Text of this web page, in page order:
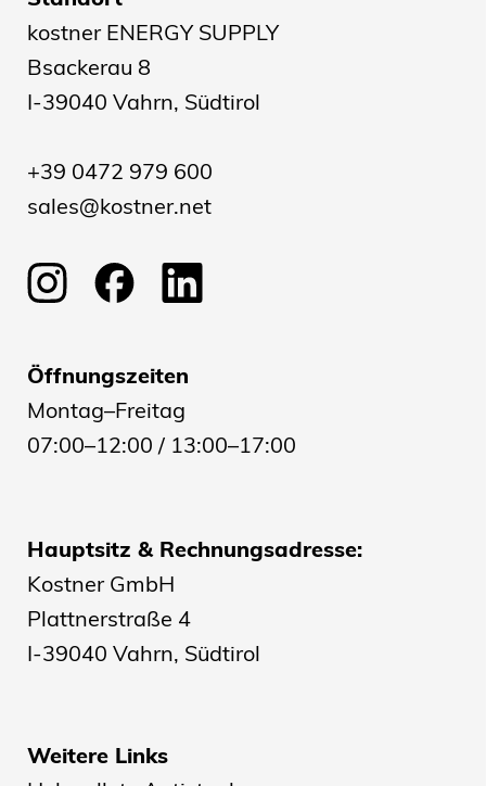
kostner ENERGY SUPPLY
Bsackerau 8
I-39040 Vahrn, Südtirol
+39 0472 979 600
sales@kostner.net
Öffnungszeiten
Montag–Freitag
07:00–12:00 / 13:00–17:00
Hauptsitz & Rechnungsadresse:
Kostner GmbH
Plattnerstraße 4
I-39040 Vahrn, Südtirol
Weitere Links